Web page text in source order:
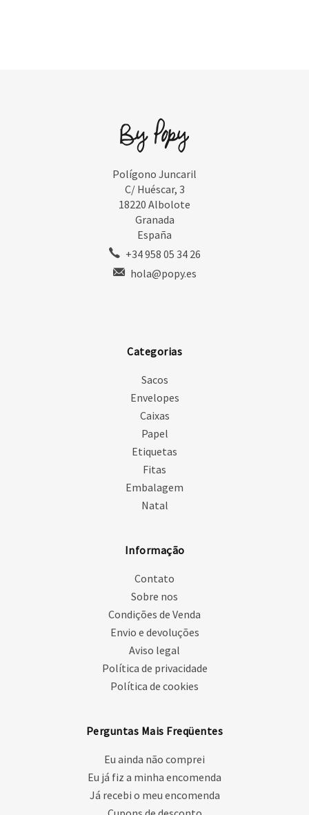
Polígono Juncaril
C/ Huéscar, 3
18220 Albolote
Granada
España
+34 958 05 34 26
hola@popy.es
Categorias
Sacos
Envelopes
Caixas
Papel
Etiquetas
Fitas
Embalagem
Natal
Informação
Contato
Sobre nos
Condições de Venda
Envio e devoluções
Aviso legal
Política de privacidade
Política de cookies
Perguntas Mais Freqüentes
Eu ainda não comprei
Eu já fiz a minha encomenda
Já recebi o meu encomenda